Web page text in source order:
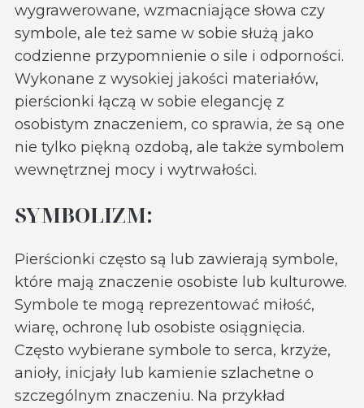
wygrawerowane, wzmacniające słowa czy
symbole, ale też same w sobie służą jako
codzienne przypomnienie o sile i odporności.
Wykonane z wysokiej jakości materiałów,
pierścionki łączą w sobie elegancję z
osobistym znaczeniem, co sprawia, że są one
nie tylko piękną ozdobą, ale także symbolem
wewnętrznej mocy i wytrwałości.
SYMBOLIZM:
Pierścionki często są lub zawierają symbole,
które mają znaczenie osobiste lub kulturowe.
Symbole te mogą reprezentować miłość,
wiarę, ochronę lub osobiste osiągnięcia.
Często wybierane symbole to serca, krzyże,
anioły, inicjały lub kamienie szlachetne o
szczególnym znaczeniu. Na przykład